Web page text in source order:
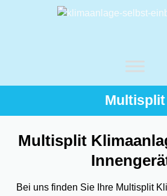
Multisplit
Multisplit
Bei uns finden Sie Ihre Multisplit